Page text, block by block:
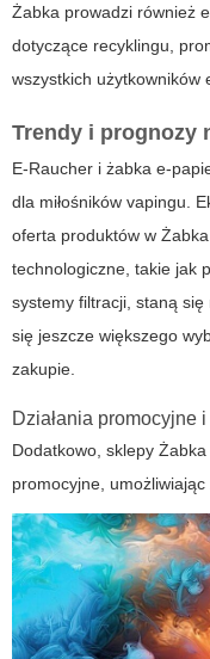
Żabka prowadzi również
dotyczące recyklingu,
wszystkich użytkowników
Trendy i prognozy
E-Raucher i żabka e-
dla miłośników vapingu.
oferta produktów w
technologiczne, takie jak
systemy filtracji, staną
się jeszcze większego
zakupie.
Działania promocyjne
Dodatkowo, sklepy
promocyjne,